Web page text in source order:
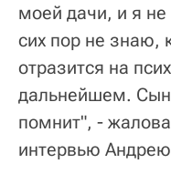
моей дачи, и я
сих пор не знаю,
отразится на
дальнейшем. Сын
помнит", -
интервью